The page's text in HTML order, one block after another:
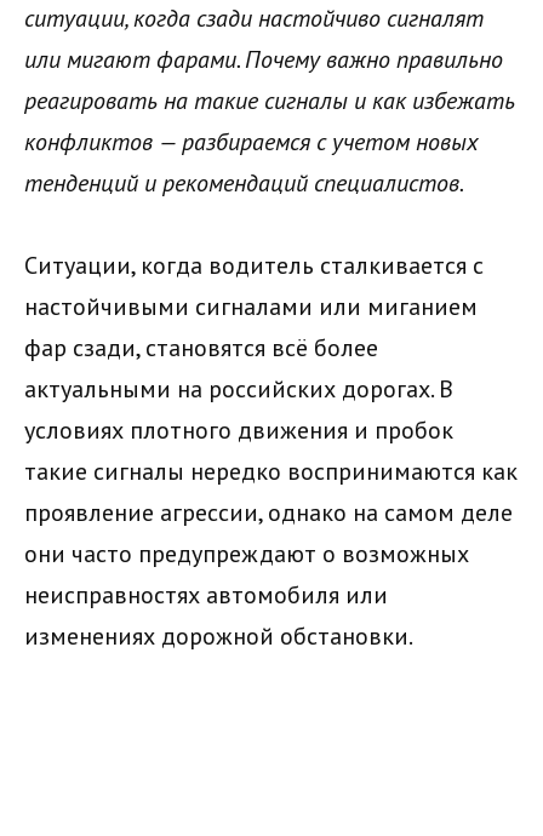
ситуации, когда сзади настойчиво сигналят
или мигают фарами. Почему важно правильно
реагировать на такие сигналы и как избежать
конфликтов — разбираемся с учетом новых
тенденций и рекомендаций специалистов.
Ситуации, когда водитель сталкивается с
настойчивыми сигналами или миганием
фар сзади, становятся всё более
актуальными на российских дорогах. В
условиях плотного движения и пробок
такие сигналы нередко воспринимаются как
проявление агрессии, однако на самом деле
они часто предупреждают о возможных
неисправностях автомобиля или
изменениях дорожной обстановки.